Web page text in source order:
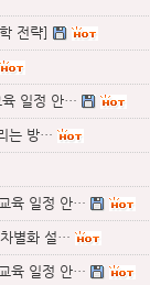
전략]
육 일정 안…
는 방…
육 일정 안…
별화 설…
육 일정 안…